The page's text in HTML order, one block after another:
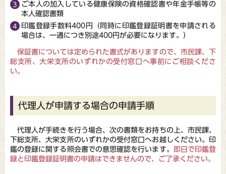
ご本人の加入している健康保険の資格確認書や年金手帳等の
本人確認書類
印鑑登録手数料400円（同時に印鑑登録証明書を申請される
場合は、一通につき別途400円が必要になります。）
保証書については定められた書式がありますので、市民課、下
総支所、大栄支所のいずれかの受付窓口へ事前にご相談くださ
い。
代理人が申請する場合の申請手順
代理人が手続きを行う場合、次の書類をお持ちの上、市民課、
下総支所、大栄支所のいずれかの受付窓口へお越しください。印
鑑の登録に関する照会書での意思確認を行います。
即日で印鑑登
録と印鑑登録証明書の申請はできませんので、ご了承ください。